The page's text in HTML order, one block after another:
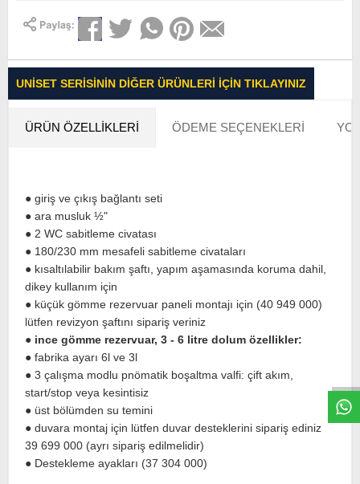
UNISET SERISININ DIĞER ÜRÜNLERI İÇIN TIKLAYINIZ
ÜRÜN ÖZELLIKLERI ÖDEME SEÇENEKLERI
● giriş ve çıkış bağlantı seti
● ara musluk ½"
● 2 WC sabitleme civatası
● 180/230 mm mesafeli sabitleme civataları
● kısaltılabilir bakım şaftı, yapım aşamasında koruma dahil,
dikey kullanım için
● küçük gömme rezervuar paneli montajı için (40 949 000)
lütfen revizyon şaftını sipariş veriniz
● ince gömme rezervuar, 3 - 6 litre dolum özellikler:
● fabrika ayarı 6l ve 3l
● 3 çalışma modlu pnömatik boşaltma valfi: çift akım,
start/stop veya kesintisiz
● üst bölümden su temini
● duvara montaj için lütfen duvar desteklerini sipariş ediniz
39 699 000 (ayrı sipariş edilmelidir)
● Destekleme ayakları (37 304 000)